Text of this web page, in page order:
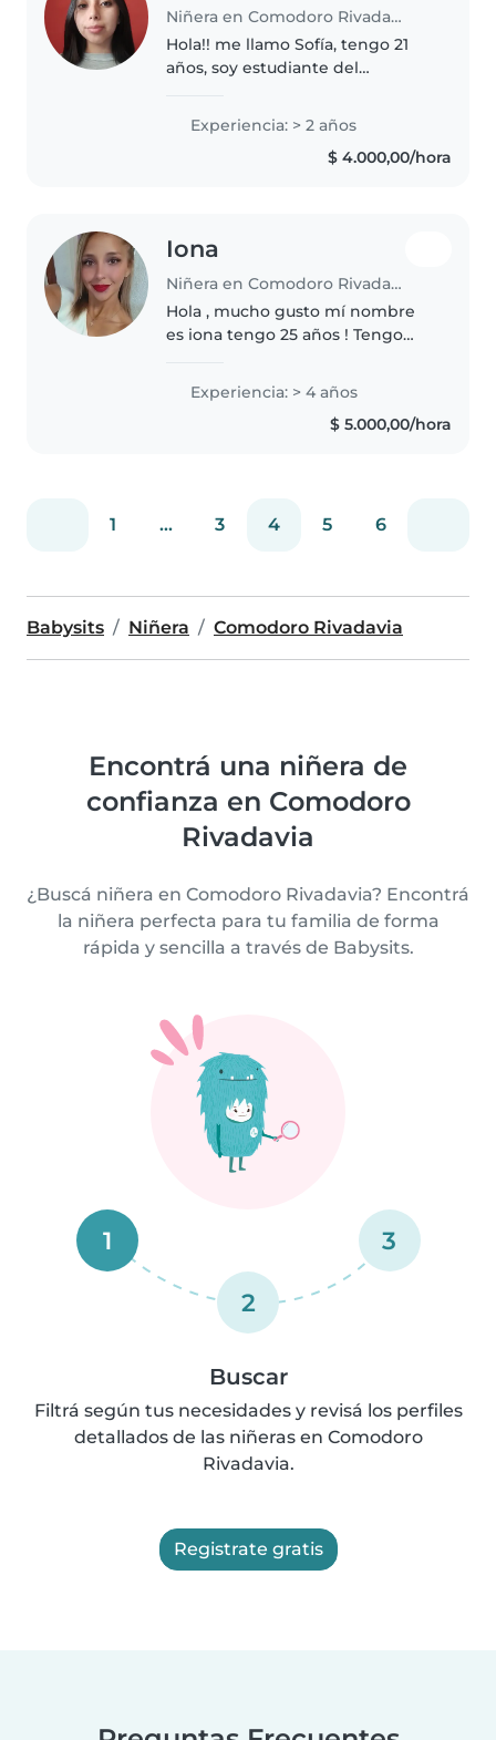
Niñera en Comodoro Rivadavia
Hola!! me llamo Sofía, tengo 21
años, soy estudiante del
horarios de cursada son de 18:00
a 22:00 y cuento con experiencia
en el cuidado de niños de 4-8..
Experiencia: > 2 años
$ 4.000,00/hora
Iona
Niñera en Comodoro Rivadavia
Hola , mucho gusto mí nombre
es iona tengo 25 años ! Tengo
niñera. Soy una persona
responsable con ningún tipo de
vicio. Se tratar con los niños,y
Experiencia: > 4 años
$ 5.000,00/hora
1 ... 3 4 5 6
Babysits Niñera Comodoro Rivadavia
Encontrá una niñera de
confianza en Comodoro
Rivadavia
¿Buscá niñera en Comodoro Rivadavia? Encontrá
la niñera perfecta para tu familia de forma
rápida y sencilla a través de Babysits.
1
2
3
Buscar
Filtrá según tus necesidades y revisá los perfiles
detallados de las niñeras en Comodoro
Rivadavia.
Registrate gratis